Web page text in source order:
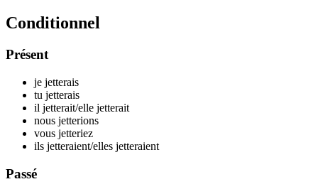
Conditionnel
Présent
je jetterais
tu jetterais
il jetterait/elle jetterait
nous jetterions
vous jetteriez
ils jetteraient/elles jetteraient
Passé